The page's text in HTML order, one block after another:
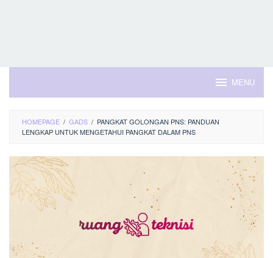
MENU
HOMEPAGE / GADS / PANGKAT GOLONGAN PNS: PANDUAN
LENGKAP UNTUK MENGETAHUI PANGKAT DALAM PNS